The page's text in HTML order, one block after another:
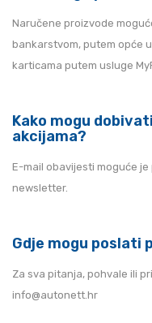
Naručene proizvode
bankarstvom, putem opće
karticama putem usluge
Kako mogu
akcijama?
E-mail obavijesti moguće
newsletter.
Gdje mogu poslati
Za sva pitanja, pohvale ili
info@autonett.hr